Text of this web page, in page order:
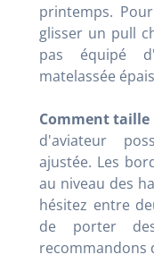
printemps.
glisser un pull
pas équipé
matelassée
Comment taille
d'aviateur
ajustée. Les
au niveau des
hésitez entre
de porter
recommandons